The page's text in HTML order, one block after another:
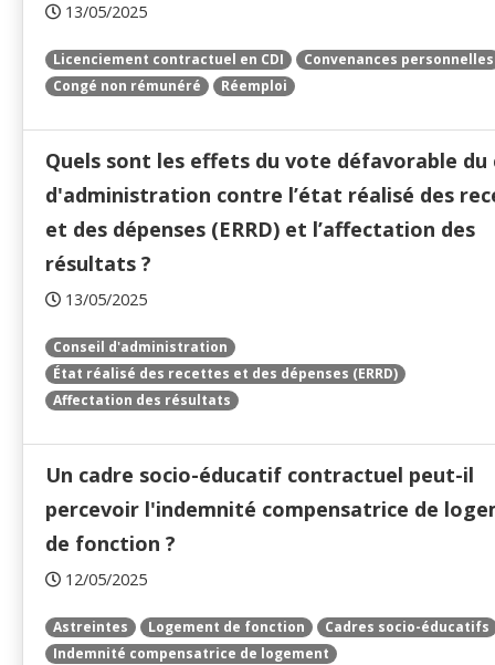
13/05/2025
Licenciement contractuel en CDI
Convenances personnelles
Congé non rémunéré
Réemploi
Quels sont les effets du vote défavorable du
d'administration contre l’état réalisé des
et des dépenses (ERRD) et l’affectation des
résultats ?
13/05/2025
Conseil d'administration
État réalisé des recettes et des dépenses (ERRD)
Affectation des résultats
Un cadre socio-éducatif contractuel peut-il
percevoir l'indemnité compensatrice de
de fonction ?
12/05/2025
Astreintes Logement de fonction
Cadres socio-éducatifs
Indemnité compensatrice de logement